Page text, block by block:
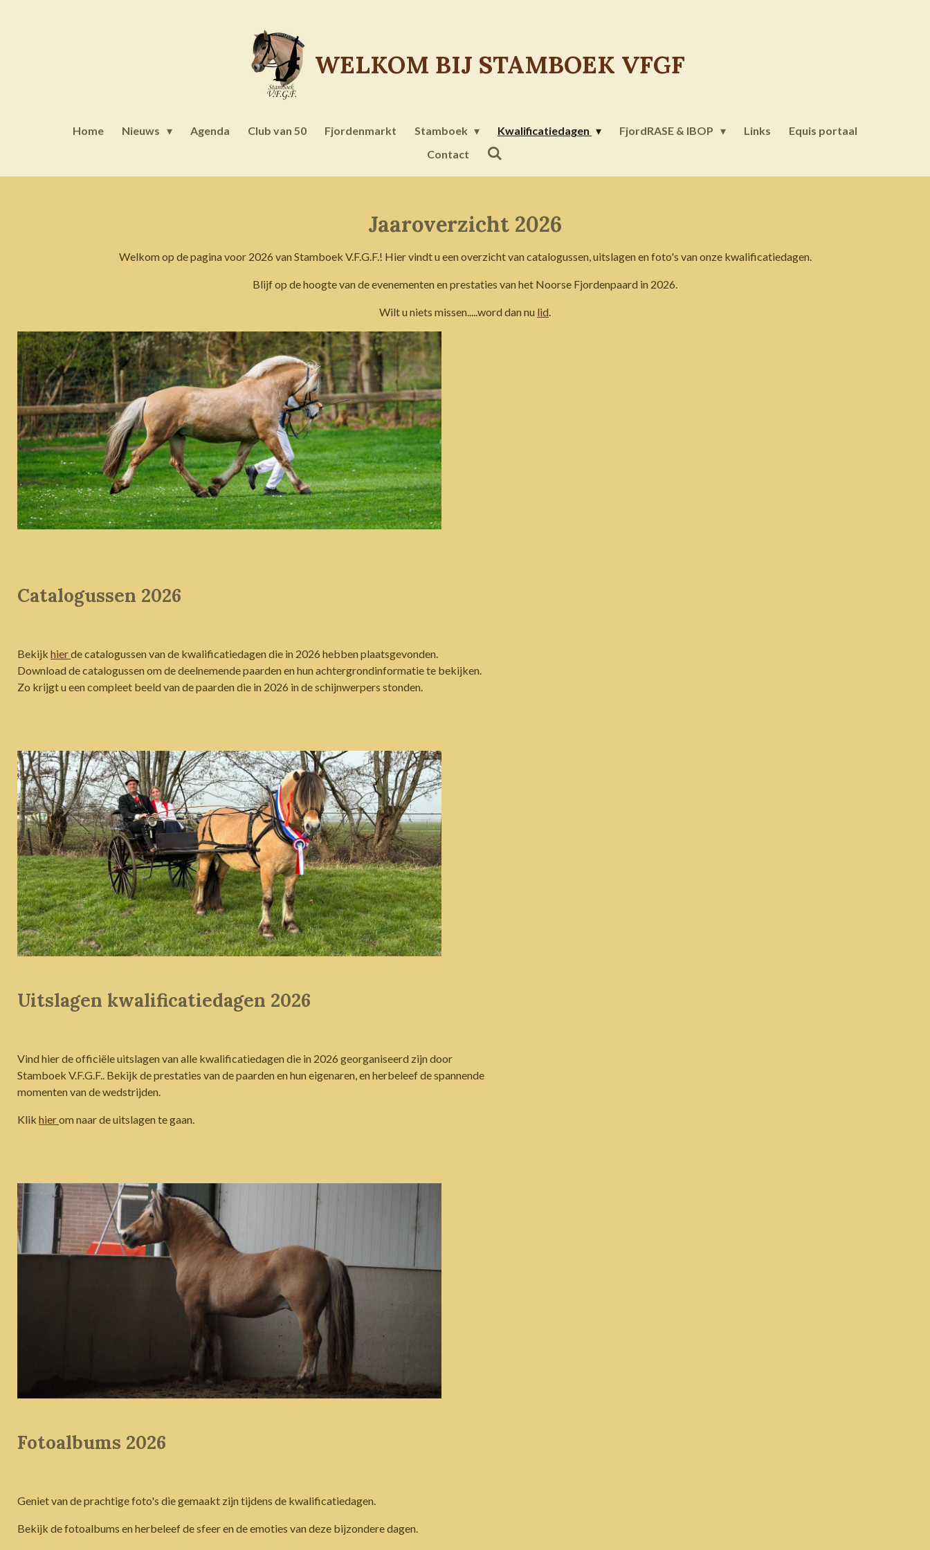
WELKOM BIJ STAMBOEK VFGF
Home Nieuws Agenda Club van 50 Fjordenmarkt Stamboek Kwalificatiedagen FjordRASE & IBOP Links
Equis portaal
Contact
Jaaroverzicht 2026
Welkom op de pagina voor 2026 van Stamboek V.F.G.F.! Hier vindt u een overzicht van catalogussen, uitslagen en foto's van onze kwalificatiedagen.
Blijf op de hoogte van de evenementen en prestaties van het Noorse Fjordenpaard in 2026.
Wilt u niets missen.....word dan nu lid.
Catalogussen 2026
Bekijk hierde catalogussen van de kwalificatiedagen die in 2026 hebben plaatsgevonden.
Download de catalogussen om de deelnemende paarden en hun achtergrondinformatie te bekijken.
Zo krijgt u een compleet beeld van de paarden die in 2026 in de schijnwerpers stonden.
Uitslagen kwalificatiedagen 2026
Vind hier de officiële uitslagen van alle kwalificatiedagen die in 2026 georganiseerd zijn door
Stamboek V.F.G.F.. Bekijk de prestaties van de paarden en hun eigenaren, en herbeleef de spannende
momenten van de wedstrijden.
Klik hierom naar de uitslagen te gaan.
Fotoalbums 2026
Geniet van de prachtige foto's die gemaakt zijn tijdens de kwalificatiedagen.
Bekijk de fotoalbums en herbeleef de sfeer en de emoties van deze bijzondere dagen.